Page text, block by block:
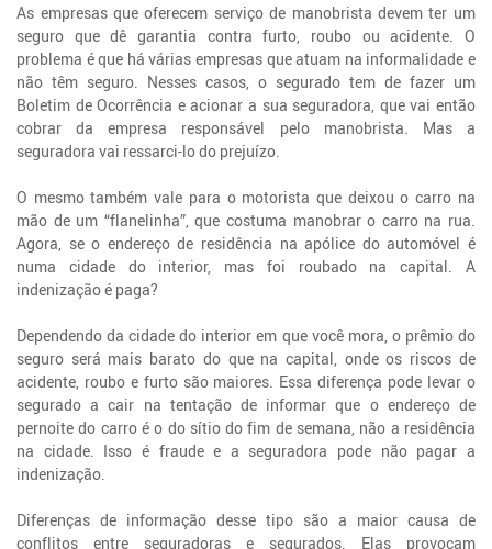
As empresas que oferecem serviço de manobrista devem ter um
seguro que dê garantia contra furto, roubo ou acidente. O
problema é que há várias empresas que atuam na informalidade e
não têm seguro. Nesses casos, o segurado tem de fazer um
Boletim de Ocorrência e acionar a sua seguradora, que vai então
cobrar da empresa responsável pelo manobrista. Mas a
seguradora vai ressarci-lo do prejuízo.
O mesmo também vale para o motorista que deixou o carro na
mão de um “flanelinha”, que costuma manobrar o carro na rua.
Agora, se o endereço de residência na apólice do automóvel é
numa cidade do interior, mas foi roubado na capital. A
indenização é paga?
Dependendo da cidade do interior em que você mora, o prêmio do
seguro será mais barato do que na capital, onde os riscos de
acidente, roubo e furto são maiores. Essa diferença pode levar o
segurado a cair na tentação de informar que o endereço de
pernoite do carro é o do sítio do fim de semana, não a residência
na cidade. Isso é fraude e a seguradora pode não pagar a
indenização.
Diferenças de informação desse tipo são a maior causa de
conflitos entre seguradoras e segurados. Elas provocam